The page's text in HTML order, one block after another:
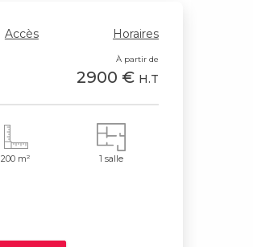
Accès Horaires
À partir de
2900 € H.T
200 m² 1 salle